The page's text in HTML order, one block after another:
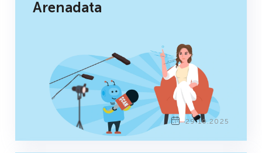
Arenadata
29.10.2025